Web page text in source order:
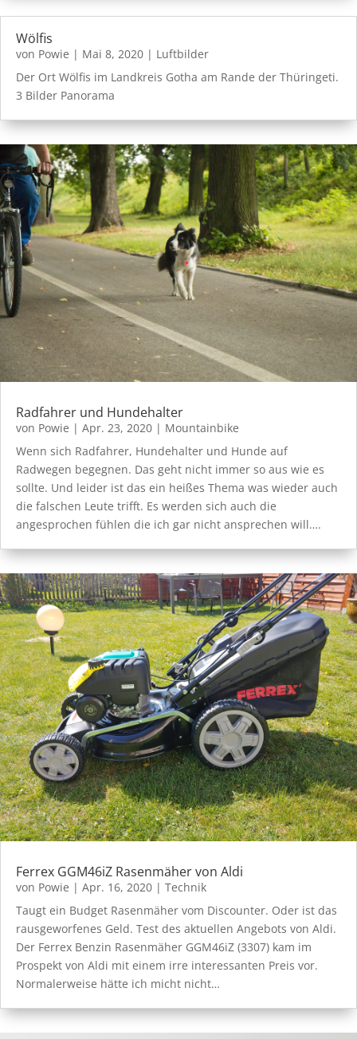
Wölfis
von Powie | Mai 8, 2020 | Luftbilder
Der Ort Wölfis im Landkreis Gotha am Rande der Thüringeti.
3 Bilder Panorama
Radfahrer und Hundehalter
von Powie | Apr. 23, 2020 | Mountainbike
Wenn sich Radfahrer, Hundehalter und Hunde auf
Radwegen begegnen. Das geht nicht immer so aus wie es
sollte. Und leider ist das ein heißes Thema was wieder auch
die falschen Leute trifft. Es werden sich auch die
angesprochen fühlen die ich gar nicht ansprechen will….
Ferrex GGM46iZ Rasenmäher von Aldi
von Powie | Apr. 16, 2020 | Technik
Taugt ein Budget Rasenmäher vom Discounter. Oder ist das
rausgeworfenes Geld. Test des aktuellen Angebots von Aldi.
Der Ferrex Benzin Rasenmäher GGM46iZ (3307) kam im
Prospekt von Aldi mit einem irre interessanten Preis vor.
Normalerweise hätte ich micht nicht…